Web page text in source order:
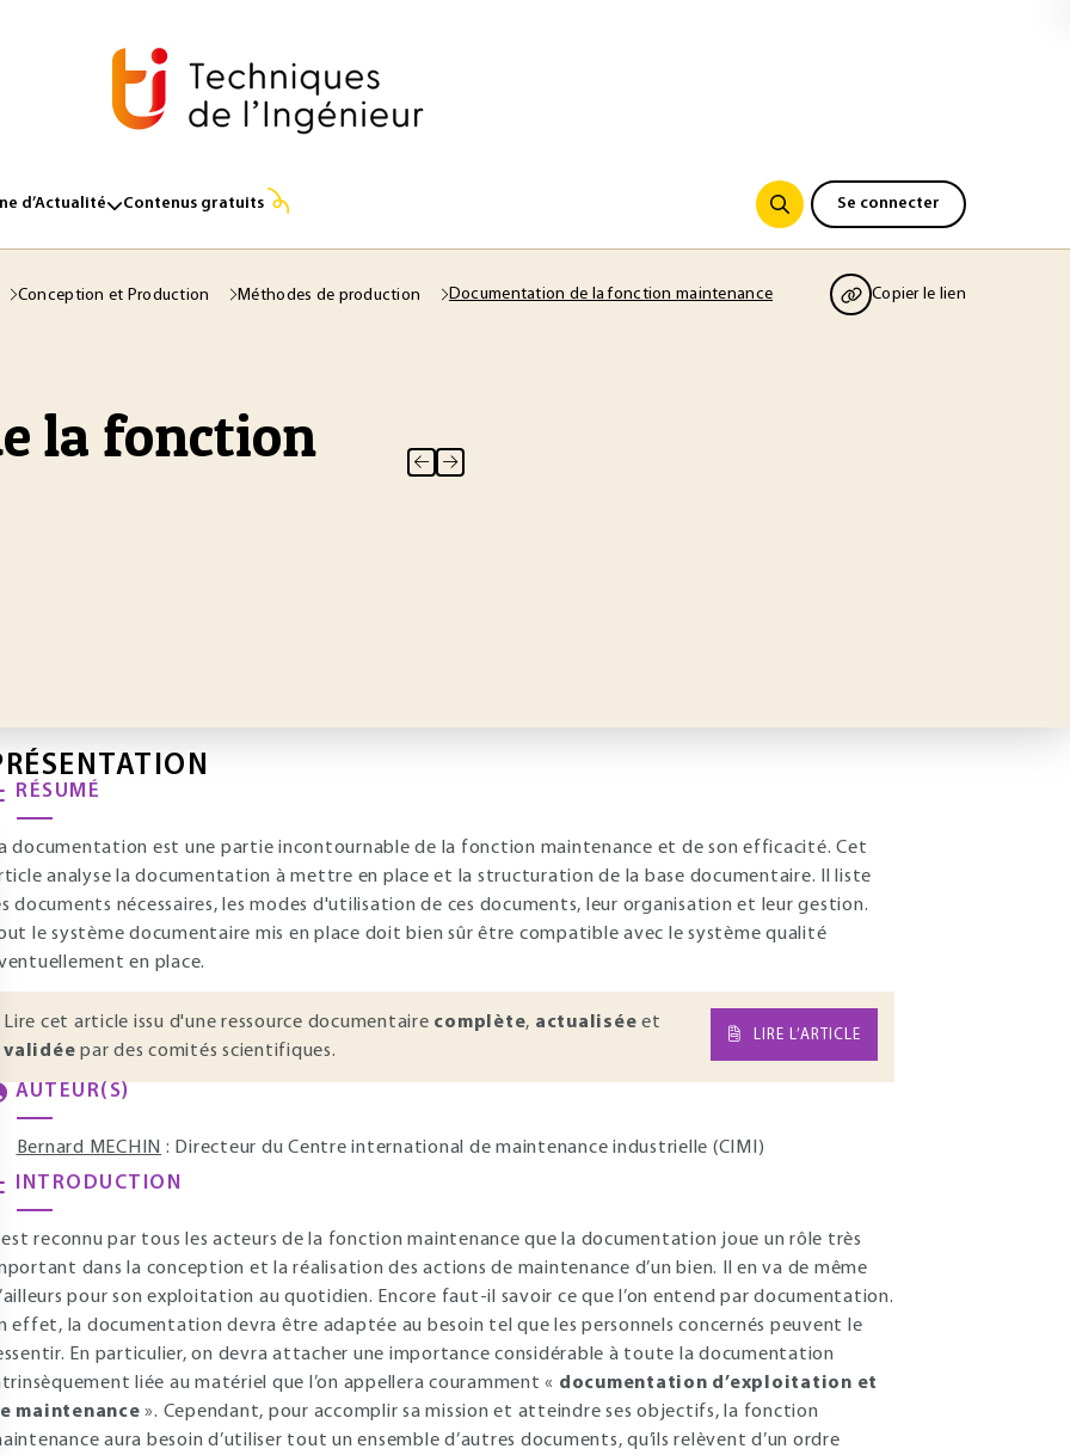
d’Actualité Contenus gratuits Se connecter
Conception et Production Méthodes de production Documentation de la fonction maintenance Copier le lien
la fonction
RÉSUMÉ
documentation est une partie incontournable de la fonction maintenance et de son efficacité. Cet
analyse la documentation à mettre en place et la structuration de la base documentaire. Il liste
documents nécessaires, les modes d'utilisation de ces documents, leur organisation et leur gestion.
le système documentaire mis en place doit bien sûr être compatible avec le système qualité
en place.
Lire cet article issu d'une ressource documentaire complète, actualisée et
validée par des comités scientifiques.
LIRE L’ARTICLE
AUTEUR(S)
Bernard MECHIN : Directeur du Centre international de maintenance industrielle (CIMI)
INTRODUCTION
reconnu par tous les acteurs de la fonction maintenance que la documentation joue un rôle très
dans la conception et la réalisation des actions de maintenance d’un bien. Il en va de même
pour son exploitation au quotidien. Encore faut-il savoir ce que l’on entend par documentation.
effet, la documentation devra être adaptée au besoin tel que les personnels concernés peuvent le
En particulier, on devra attacher une importance considérable à toute la documentation
liée au matériel que l’on appellera couramment « documentation d’exploitation et
maintenance ». Cependant, pour accomplir sa mission et atteindre ses objectifs, la fonction
aura besoin d’utiliser tout un ensemble d’autres documents, qu’ils relèvent d’un ordre